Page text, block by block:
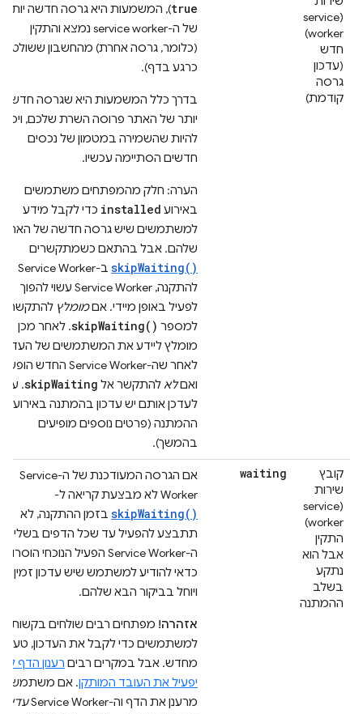
(service
worker)
חדש
(עדכון
גרסה
קודמת)
true), המשמעות היא גרסה חדשה יותר
של ה-service worker נמצא והתקין
(כלומר, גרסה אחרת) מהחשבון ששולט
כרגע בדף).
בדרך כלל המשמעות היא שגרסה חדשה
יותר של האתר פרוסה השרת שלכם, ויכול
להיות שהשמירה במטמון של נכסים
חדשים הסתיימה עכשיו.
הערה: חלק מהמפתחים משתמשים
באירוע installed כדי לקבל מידע
למשתמשים שיש גרסה חדשה של האתר
שלהם. אבל בהתאם כשמתקשרים
skipWaiting()
ב-Service Worker
להתקנה, Service Worker עשוי להפוך
לפעיל באופן מיידי. אםמומלץ להתקשר
למספר skipWaiting(). לאחר מכן
מומלץ ליידע את המשתמשים של העדכון
לאחר שה-Service Worker החדש הופעל,
ואםלא להתקשר אל skipWaiting
.
לעדכן אותם יש עדכון בהמתנה באירוע
ההמתנה (פרטים נוספים מופיעים
בהמשך).
קובץ
שירות
(service
worker)
התקין
אבל הוא
נתקע
בשלב
ההמתנה
waiting
אם הגרסה המעודכנת של ה-Service
Worker לא מבצעת קריאה ל-
skipWaiting() בזמן ההתקנה, לא
תתבצע להפעיל עד שכל הדפים
ה-Service Worker הפעיל הנוכחי הוסרו.
כדאי להודיע למשתמש שיש עדכון זמין
ויוחל בביקור הבא שלהם.
אזהרה! מפתחים רבים שולחים בקשות
למשתמשים כדי לקבל את העדכון, טען
מחדש. אבל במקרים רבים רענון הדף לא
יפעיל את העובד המותקן. אם משתמש
מרענן את הדף וה-Service Worker
עדיין